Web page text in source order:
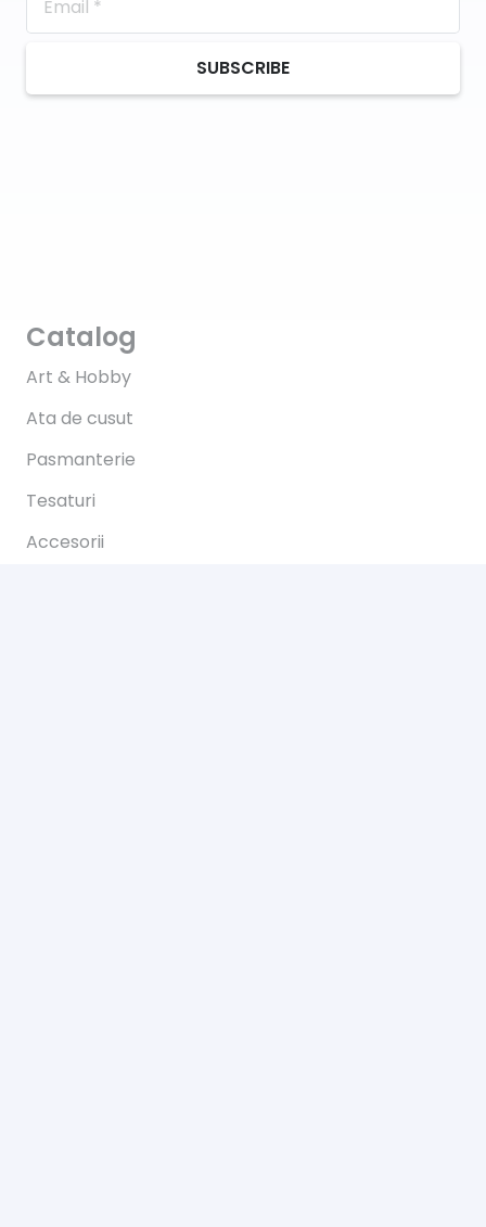
SUBSCRIBE
Catalog
Art & Hobby
Ata de cusut
Pasmanterie
Tesaturi
Accesorii